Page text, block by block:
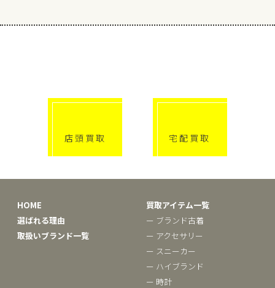
店頭買取 宅配買取
HOME
選ばれる理由
取扱いブランド一覧
買取アイテム一覧
ー ブランド古着
ー アクセサリー
ー スニーカー
ー ハイブランド
ー 時計